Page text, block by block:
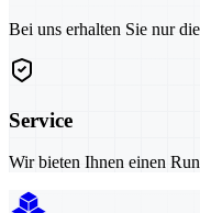
Bei uns erhalten Sie nur
Service
Wir bieten Ihnen einen